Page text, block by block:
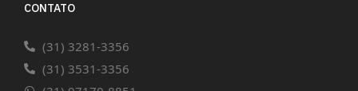
CONTATO
(31) 3281-3356
(31) 3531-3356